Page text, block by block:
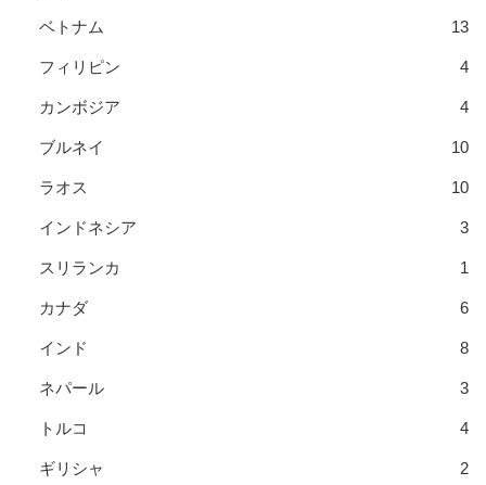
ベトナム 13
フィリピン 4
カンボジア 4
ブルネイ 10
ラオス 10
インドネシア 3
スリランカ 1
カナダ 6
インド 8
ネパール 3
トルコ 4
ギリシャ 2